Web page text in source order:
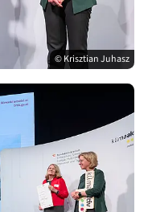
© Krisztian Juhasz